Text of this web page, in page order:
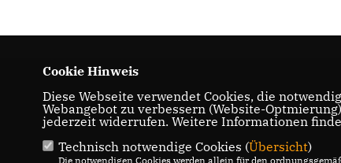
Cookie Hinweis
Diese Webseite verwendet Cookies, die
Webangebot zu verbessern (Website-
jederzeit widerrufen. Weitere Informationen
Technisch notwendige Cookies (Übersicht)
Die notwendigen Cookies werden allein für den